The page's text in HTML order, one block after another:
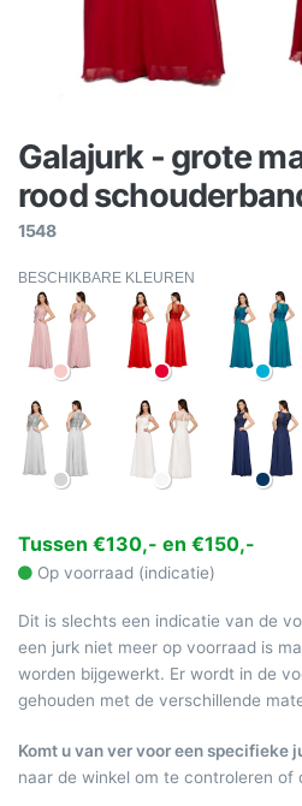
Galajurk - grote
rood
1548
BESCHIKBARE KLEUREN
Tussen €130,- en €150,-
Op voorraad (indicatie)
Dit is slechts een indicatie van de
een jurk niet meer op voorraad is
worden bijgewerkt. Er wordt in de
gehouden met de verschillende
Komt u van ver voor een specifieke
naar de winkel om te controleren of